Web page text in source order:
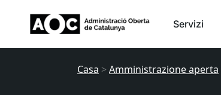
Servizi
Casa >Amministrazione aperta